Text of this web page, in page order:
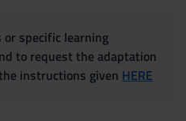
specific learning
to request the adaptation
instructions given HERE